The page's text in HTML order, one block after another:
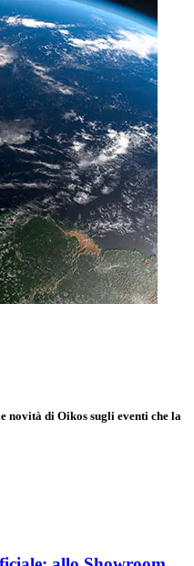
novità di Oikos sugli eventi che la